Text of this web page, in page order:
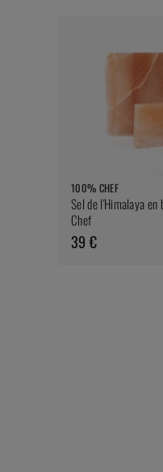
100% CHEF
Sel de l'Himalaya
Chef
39 €